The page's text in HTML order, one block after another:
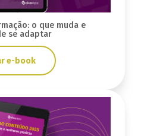
o que muda e
se adaptar
e-book